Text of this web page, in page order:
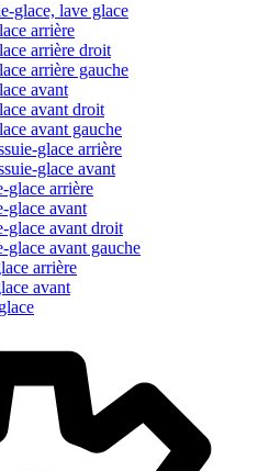
glace, lave glace
arrière
arrière droit
arrière gauche
avant
avant droit
avant gauche
glace arrière
glace avant
glace arrière
glace avant
glace avant droit
glace avant gauche
arrière
avant